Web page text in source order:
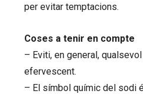
per evitar temptacions.
Coses a tenir en compte
– Eviti, en general,
efervescent.
– El símbol químic del sodi